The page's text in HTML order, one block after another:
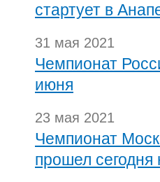
стартует в
31 мая 2021
Чемпионат
июня
23 мая 2021
Чемпионат
прошел